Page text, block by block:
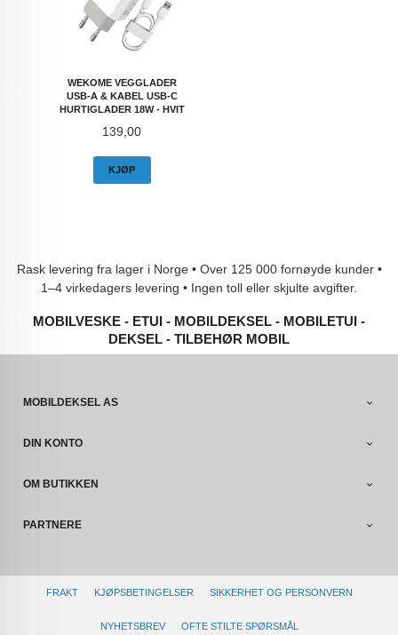
WEKOME VEGGLADER
USB-A & KABEL USB-C
HURTIGLADER 18W - HVIT
Pris
139,00
KJØP
Rask levering fra lager i Norge • Over 125 000 fornøyde kunder •
1–4 virkedagers levering • Ingen toll eller skjulte avgifter.
MOBILVESKE - ETUI - MOBILDEKSEL - MOBILETUI -
DEKSEL - TILBEHØR MOBIL
MOBILDEKSEL AS
DIN KONTO
OM BUTIKKEN
PARTNERE
FRAKT KJØPSBETINGELSER SIKKERHET OG PERSONVERN
NYHETSBREV OFTE STILTE SPØRSMÅL